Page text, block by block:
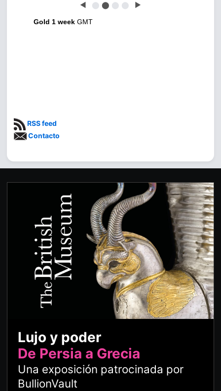
◀ ⬤ ⬤ ⬤ ⬤ ▶
Gold 1 week GMT
RSS feed
Contacto
Lujo y poder
De Persia a Grecia
Una exposición patrocinada por
BullionVault